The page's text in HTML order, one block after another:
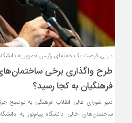
در پی فرصت یک هفته‌ای رئیس جمهور به دانشگاه
طرح واگذاری برخی ساختمان‌های
فرهنگیان به کجا رسید؟
دبیر شورای عالی انقلاب فرهنگی به توضیح
ساختمان‌های خالی دانشگاه پیام‌نور به